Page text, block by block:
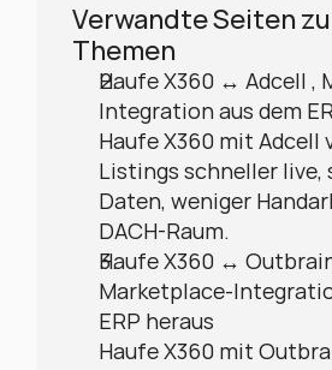
Verwandte Seiten
Themen
Haufe X360 ↔ Adcell ,
Integration aus dem
Haufe X360 mit Adcell
Listings schneller live,
Daten, weniger
DACH-Raum.
Haufe X360 ↔
Marketplace-
ERP heraus
Haufe X360 mit